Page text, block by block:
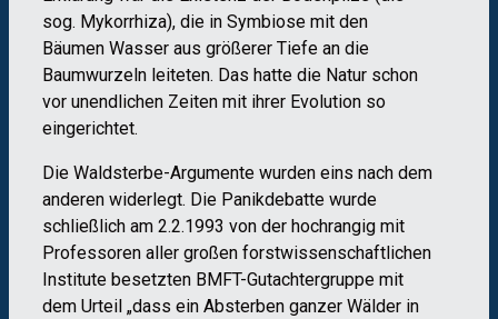
sog. Mykorrhiza), die in Symbiose mit den
Bäumen Wasser aus größerer Tiefe an die
Baumwurzeln leiteten. Das hatte die Natur schon
vor unendlichen Zeiten mit ihrer Evolution so
eingerichtet.
Die Waldsterbe-Argumente wurden eins nach dem
anderen widerlegt. Die Panikdebatte wurde
schließlich am 2.2.1993 von der hochrangig mit
Professoren aller großen forstwissenschaftlichen
Institute besetzten BMFT-Gutachtergruppe mit
dem Urteil „dass ein Absterben ganzer Wälder in